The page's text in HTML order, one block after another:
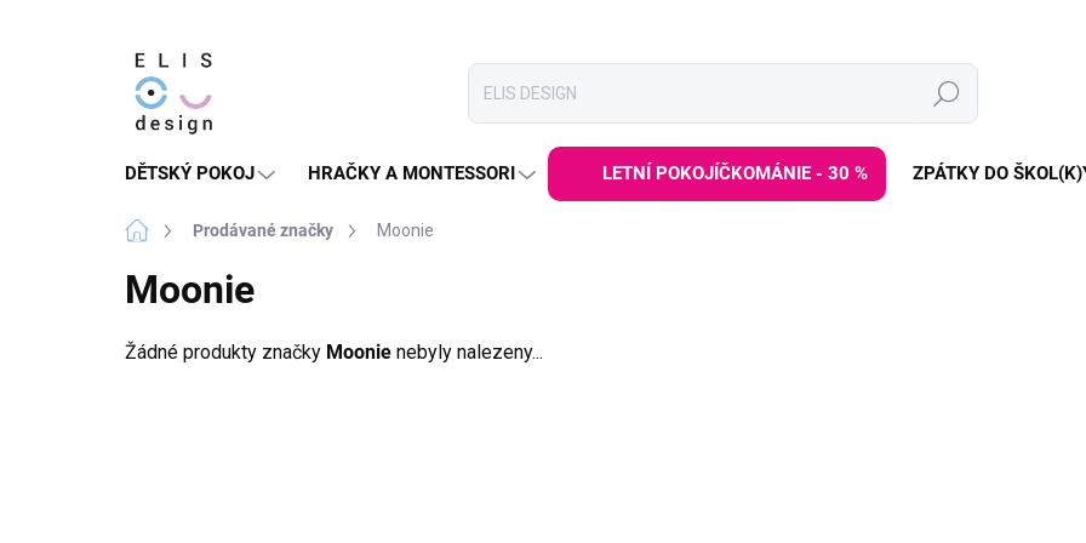
Hledat
DĚTSKÝ POKOJ HRAČKY A MONTESSORI LETNÍ POKOJÍČKOMÁNIE - 30 % ZPÁTKY DO
Domů Prodávané značky Moonie
Moonie
Žádné produkty značky Moonie nebyly nalezeny...